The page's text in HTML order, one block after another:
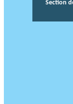
Section